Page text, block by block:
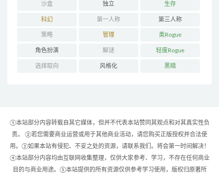
沙盒 独立 生存
科幻 第一人称 第三人称
策略 管理 类Rogue
角色扮演 解谜 轻度Rogue
选择取向 风格化 黑暗
①本站部分内容转载自其它媒体，但并不代表本站赞同其观点和对其真实性负
责。 ②若您需要商业运营或用于其他商业活动，请您购买正版授权并合法使
用。③如果本站有侵犯、不妥之处的资源，请联系我们。将会第一时间解决！
④本站部分内容均由互联网收集整理，仅供大家参考、学习，不存在任何商业
目的与商业用途。⑤本站提供的所有资源仅供参考学习使用，版权归原著所